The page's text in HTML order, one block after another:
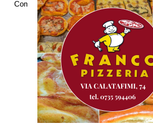
Commenti